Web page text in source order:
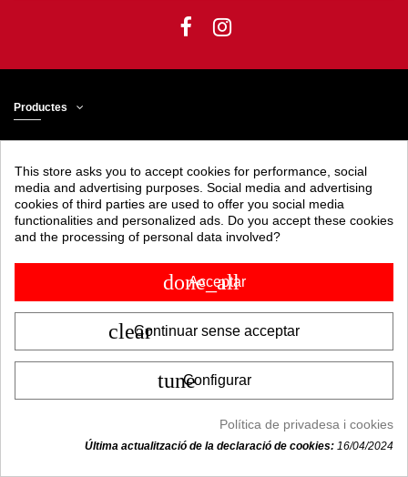
Productes
Atenció a el client
Poseu-vos en contacte amb nosaltres
This store asks you to accept cookies for performance, social
media and advertising purposes. Social media and advertising
cookies of third parties are used to offer you social media
functionalities and personalized ads. Do you accept these cookies
and the processing of personal data involved?
done_all
Acceptar
clearContinuar sense acceptar
tuneConfigurar
Política de privadesa i cookies
Última actualització de la declaració de cookies: 16/04/2024